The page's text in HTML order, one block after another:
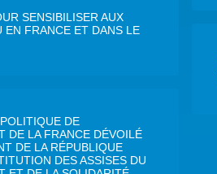
SENSIBILISER AUX
EN FRANCE ET DANS LE
DE
DE LA FRANCE DÉVOILÉ
DE LA RÉPUBLIQUE
DES ASSISES DU